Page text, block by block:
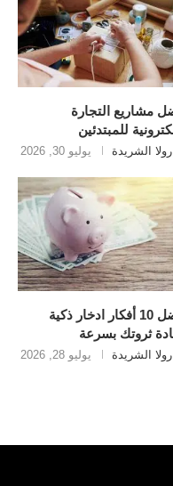
مشاريع التجارة
للمبتدئين
رولا الشريدة يوليو 30, 2026
أفضل 10 أفكار ادخار ذكية
ثروتك بسرعة
رولا الشريدة يوليو 28, 2026